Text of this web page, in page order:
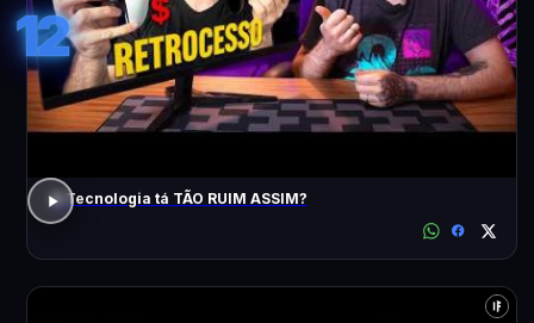
12
A Tecnologia tá TÃO RUIM ASSIM?